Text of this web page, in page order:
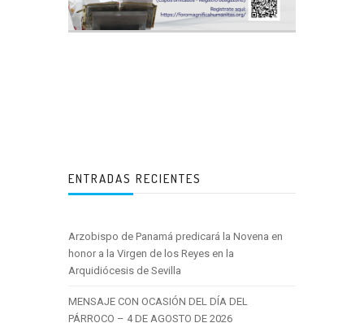
ENTRADAS RECIENTES
Arzobispo de Panamá predicará la Novena en
honor a la Virgen de los Reyes en la
Arquidiócesis de Sevilla
MENSAJE CON OCASIÓN DEL DÍA DEL
PÁRROCO – 4 DE AGOSTO DE 2026